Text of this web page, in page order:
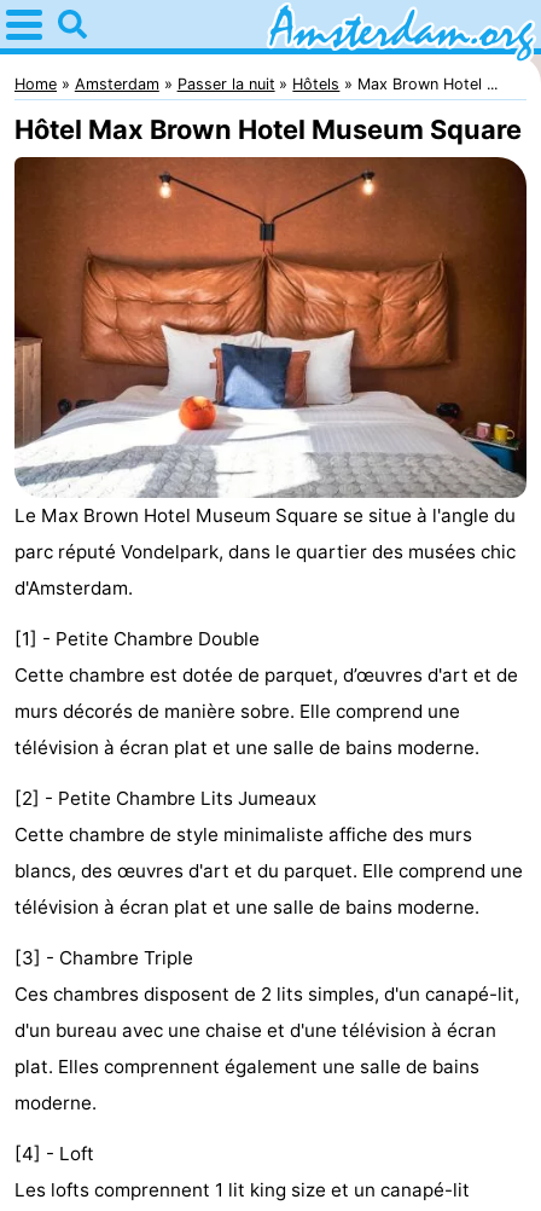
Home
Amsterdam
Itinéraires
Gratuitement
Passer
la
nuit
Appartements
Campings
Chambre
-
Het
Amsterdamse
Bos
-
Spaarnwoude
Hôtels
Last
minutes
Musées
Attractions
Choses
à
faire
Lieux
d'intérêt
-
Musées
-
Monuments
-
Home Amsterdam Passer la nuit Hôtels Max Brown Hotel ...
Hôtel Max Brown Hotel Museum Square
Le Max Brown Hotel Museum Square se situe à l'angle du
parc réputé Vondelpark, dans le quartier des musées chic
d'Amsterdam.
[1] - Petite Chambre Double
Cette chambre est dotée de parquet, d’œuvres d'art et de
murs décorés de manière sobre. Elle comprend une
télévision à écran plat et une salle de bains moderne.
[2] - Petite Chambre Lits Jumeaux
Cette chambre de style minimaliste affiche des murs
blancs, des œuvres d'art et du parquet. Elle comprend une
télévision à écran plat et une salle de bains moderne.
[3] - Chambre Triple
Ces chambres disposent de 2 lits simples, d'un canapé-lit,
d'un bureau avec une chaise et d'une télévision à écran
plat. Elles comprennent également une salle de bains
moderne.
[4] - Loft
Les lofts comprennent 1 lit king size et un canapé-lit